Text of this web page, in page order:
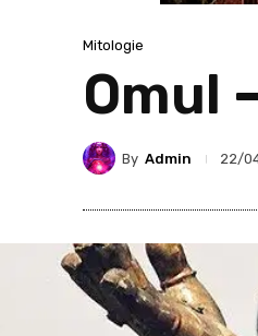
Mitologie
Omul
By Admin 22/